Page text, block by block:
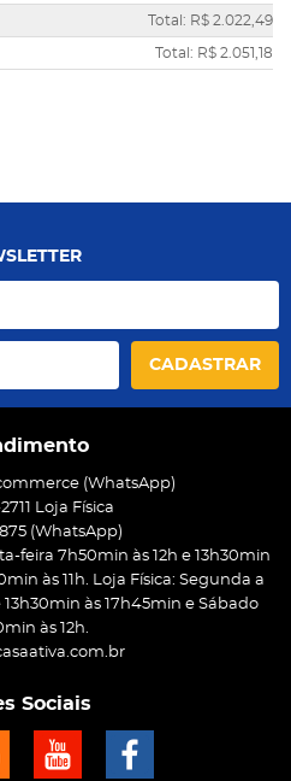
Total: R$ 2.022,49
Total: R$ 2.051,18
CADASTRAR
(WhatsApp)
Loja Física
(WhatsApp)
feira 7h50min às 12h e 13h30min
às 11h. Loja Física: Segunda a
13h30min às 17h45min e Sábado
às 12h.
Sociais